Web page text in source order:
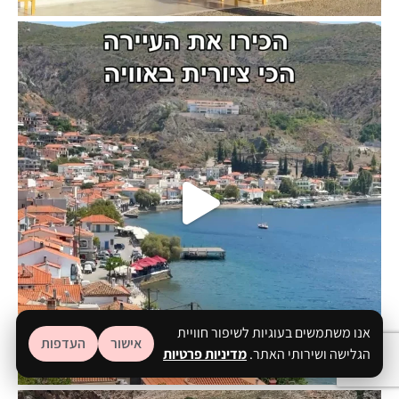
אנו משתמשים בעוגיות לשיפור חוויית
הגלישה ושירותי האתר.מדיניות פרטיות
אישור העדפות